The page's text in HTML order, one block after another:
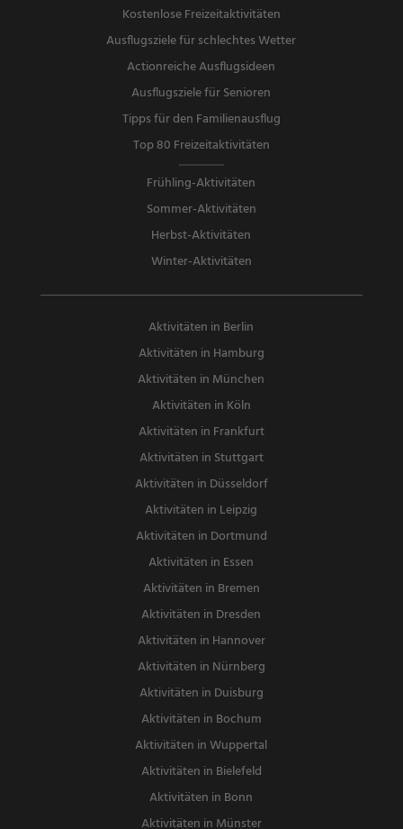
Kostenlose Freizeitaktivitäten
Ausflugsziele für schlechtes Wetter
Actionreiche Ausflugsideen
Ausflugsziele für Senioren
Tipps für den Familienausflug
Top 80 Freizeitaktivitäten
Frühling-Aktivitäten
Sommer-Aktivitäten
Herbst-Aktivitäten
Winter-Aktivitäten
Aktivitäten in Berlin
Aktivitäten in Hamburg
Aktivitäten in München
Aktivitäten in Köln
Aktivitäten in Frankfurt
Aktivitäten in Stuttgart
Aktivitäten in Düsseldorf
Aktivitäten in Leipzig
Aktivitäten in Dortmund
Aktivitäten in Essen
Aktivitäten in Bremen
Aktivitäten in Dresden
Aktivitäten in Hannover
Aktivitäten in Nürnberg
Aktivitäten in Duisburg
Aktivitäten in Bochum
Aktivitäten in Wuppertal
Aktivitäten in Bielefeld
Aktivitäten in Bonn
Aktivitäten in Münster